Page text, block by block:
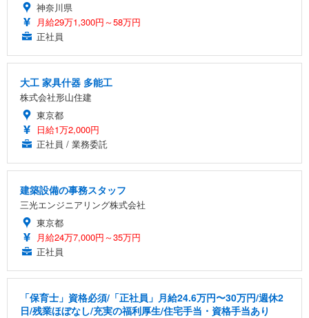
神奈川県
月給29万1,300円～58万円
正社員
大工 家具什器 多能工
株式会社形山住建
東京都
日給1万2,000円
正社員 / 業務委託
建築設備の事務スタッフ
三光エンジニアリング株式会社
東京都
月給24万7,000円～35万円
正社員
「保育士」資格必須/「正社員」月給24.6万円〜30万円/週休2
日/残業ほぼなし/充実の福利厚生/住宅手当・資格手当あり